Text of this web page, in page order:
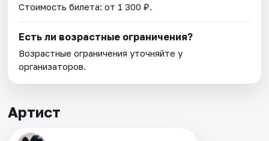
Стоимость билета: от 1 300 ₽.
Есть ли возрастные ограничения?
Возрастные ограничения уточняйте у
организаторов.
Артист